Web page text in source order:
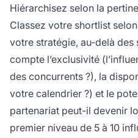
Hiérarchisez selon la
Classez votre shortlist
votre stratégie, au-delà des
compte l’exclusivité
des concurrents ?), la
votre calendrier ?) et le
partenariat peut-il devenir
premier niveau de 5 à 10